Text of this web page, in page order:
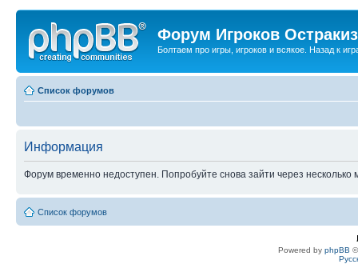
Форум Игроков
Болтаем про игры, игроков и всякое. Назад к
Список форумов
Информация
Форум временно недоступен. Попробуйте снова зайти через несколько
Список форумов
Powered by phpBB